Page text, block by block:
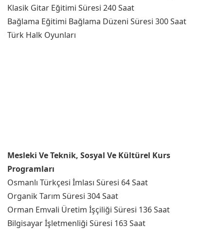
Klasik Gitar Eğitimi Süresi 240 Saat
Bağlama Eğitimi Bağlama Düzeni Süresi 300 Saat
Türk Halk Oyunları
Mesleki Ve Teknik, Sosyal Ve Kültürel Kurs
Programları
Osmanlı Türkçesi İmlası Süresi 64 Saat
Organik Tarım Süresi 304 Saat
Orman Emvali Üretim İşçiliği Süresi 136 Saat
Bilgisayar İşletmenliği Süresi 163 Saat